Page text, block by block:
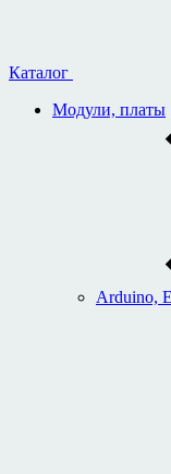
Каталог
Модули, платы
Arduino,